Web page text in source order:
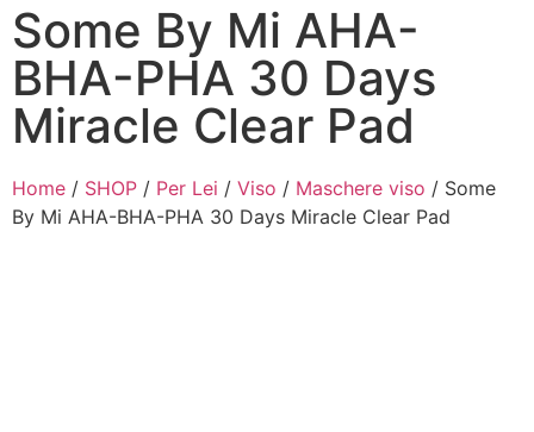
Some By Mi AHA-
BHA-PHA 30 Days
Miracle Clear Pad
Home / SHOP / Per Lei / Viso / Maschere viso / Some
By Mi AHA-BHA-PHA 30 Days Miracle Clear Pad